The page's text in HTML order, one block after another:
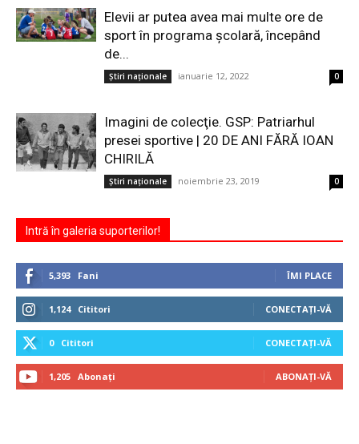
Elevii ar putea avea mai multe ore de
sport în programa școlară, începând
de...
Ştiri naţionale ianuarie 12, 2022 0
Imagini de colecţie. GSP: Patriarhul
presei sportive | 20 DE ANI FĂRĂ IOAN
CHIRILĂ
Ştiri naţionale noiembrie 23, 2019 0
Intră în galeria suporterilor!
5,393 Fani ÎMI PLACE
1,124 Cititori CONECTAȚI-VĂ
0 Cititori CONECTAȚI-VĂ
1,205 Abonați ABONAȚI-VĂ